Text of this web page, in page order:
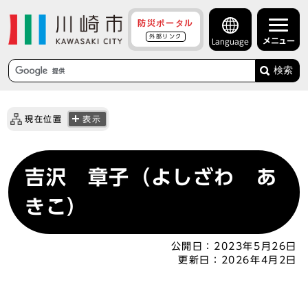
防災ポータル
外部リンク
Language メニュー
検索
現在位置 表示
吉沢 章子（よしざわ あ
きこ）
公開日： 2023年5月26日
更新日：
2026年4月2日